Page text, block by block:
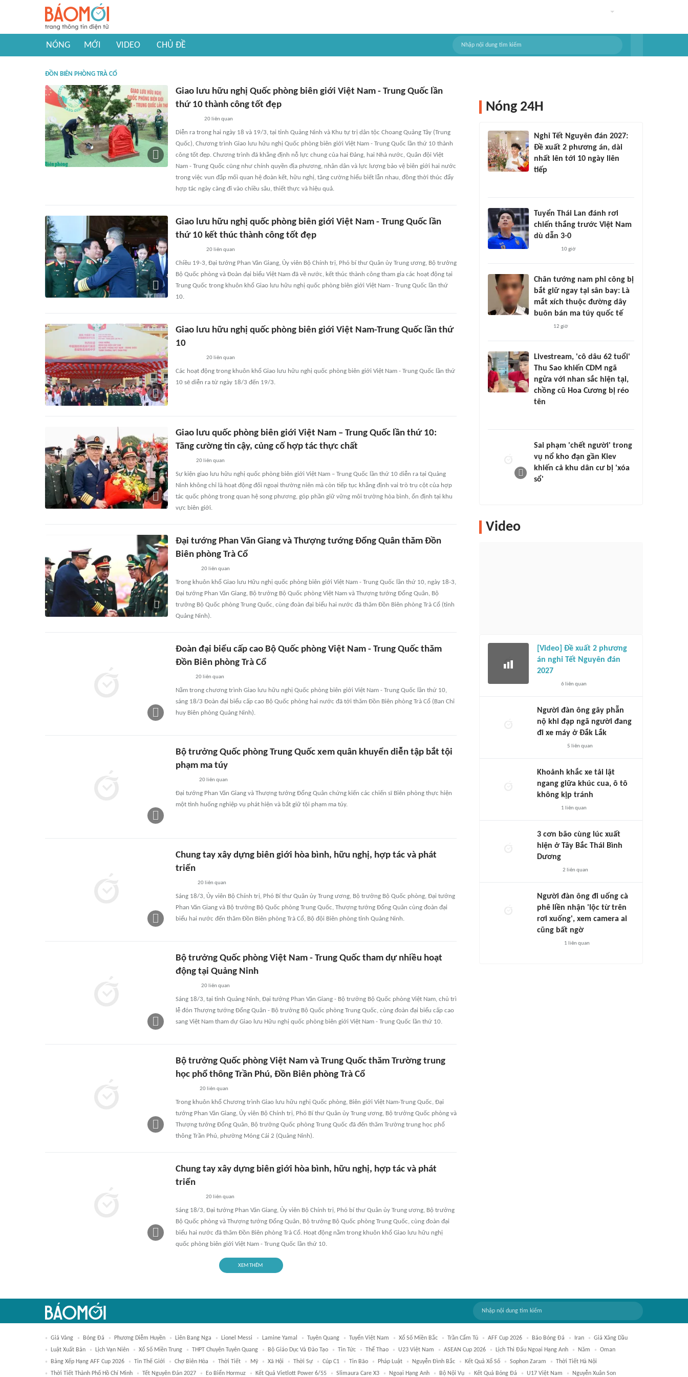
NÓNG MỚI VIDEO CHỦ ĐỀ
ĐỒN BIÊN PHÒNG TRÀ CỔ
Giao lưu hữu nghị Quốc phòng biên giới Việt Nam - Trung Quốc lần
thứ 10 thành công tốt đẹp
20 liên quan
Diễn ra trong hai ngày 18 và 19/3, tại tỉnh Quảng Ninh và Khu tự trị dân tộc Choang Quảng Tây (Trung
Quốc), Chương trình Giao lưu hữu nghị Quốc phòng biên giới Việt Nam - Trung Quốc lần thứ 10 thành
công tốt đẹp. Chương trình đã khẳng định nỗ lực chung của hai Đảng, hai Nhà nước, Quân đội Việt
Nam - Trung Quốc cũng như chính quyền địa phương, nhân dân và lực lượng bảo vệ biên giới hai nước
trong việc vun đắp mối quan hệ đoàn kết, hữu nghị, tăng cường hiểu biết lẫn nhau, đồng thời thúc đẩy
hợp tác ngày càng đi vào chiều sâu, thiết thực và hiệu quả.
Giao lưu hữu nghị quốc phòng biên giới Việt Nam - Trung Quốc lần
thứ 10 kết thúc thành công tốt đẹp
20 liên quan
Chiều 19-3, Đại tướng Phan Văn Giang, Ủy viên Bộ Chính trị, Phó bí thư Quân ủy Trung ương, Bộ trưởng
Bộ Quốc phòng và Đoàn đại biểu Việt Nam đã về nước, kết thúc thành công tham gia các hoạt động tại
Trung Quốc trong khuôn khổ Giao lưu hữu nghị quốc phòng biên giới Việt Nam - Trung Quốc lần thứ
10.
Giao lưu hữu nghị quốc phòng biên giới Việt Nam-Trung Quốc lần thứ
10
20 liên quan
Các hoạt động trong khuôn khổ Giao lưu hữu nghị quốc phòng biên giới Việt Nam - Trung Quốc lần thứ
10 sẽ diễn ra từ ngày 18/3 đến 19/3.
Giao lưu quốc phòng biên giới Việt Nam – Trung Quốc lần thứ 10:
Tăng cường tin cậy, củng cố hợp tác thực chất
20liên quan
Sự kiện giao lưu hữu nghị quốc phòng biên giới Việt Nam – Trung Quốc lần thứ 10 diễn ra tại Quảng
Ninh không chỉ là hoạt động đối ngoại thường niên mà còn tiếp tục khẳng định vai trò trụ cột của hợp
tác quốc phòng trong quan hệ song phương, góp phần giữ vững môi trường hòa bình, ổn định tại khu
vực biên giới.
Đại tướng Phan Văn Giang và Thượng tướng Đổng Quân thăm Đồn
Biên phòng Trà Cổ
20 liên quan
Trong khuôn khổ Giao lưu Hữu nghị quốc phòng biên giới Việt Nam - Trung Quốc lần thứ 10, ngày 18-3,
Đại tướng Phan Văn Giang, Bộ trưởng Bộ Quốc phòng Việt Nam và Thượng tướng Đổng Quân, Bộ
trưởng Bộ Quốc phòng Trung Quốc, cùng đoàn đại biểu hai nước đã thăm Đồn Biên phòng Trà Cổ (tỉnh
Quảng Ninh).
Đoàn đại biểu cấp cao Bộ Quốc phòng Việt Nam - Trung Quốc thăm
Đồn Biên phòng Trà Cổ
20 liên quan
Nằm trong chương trình Giao lưu hữu nghị Quốc phòng biên giới Việt Nam - Trung Quốc lần thứ 10,
sáng 18/3 Đoàn đại biểu cấp cao Bộ Quốc phòng hai nước đã tới thăm Đồn Biên phòng Trà Cổ (Ban Chỉ
huy Biên phòng Quảng Ninh).
Bộ trưởng Quốc phòng Trung Quốc xem quân khuyển diễn tập bắt tội
phạm ma túy
20liên quan
Đại tướng Phan Văn Giang và Thượng tướng Đổng Quân chứng kiến các chiến sĩ Biên phòng thực hiện
một tình huống nghiệp vụ phát hiện và bắt giữ tội phạm ma túy.
Chung tay xây dựng biên giới hòa bình, hữu nghị, hợp tác và phát
triển
20liên quan
Sáng 18/3, Ủy viên Bộ Chính trị, Phó Bí thư Quân ủy Trung ương, Bộ trưởng Bộ Quốc phòng, Đại tướng
Phan Văn Giang và Bộ trưởng Bộ Quốc phòng Trung Quốc, Thượng tướng Đổng Quân cùng đoàn đại
biểu hai nước đến thăm Đồn Biên phòng Trà Cổ, Bộ đội Biên phòng tỉnh Quảng Ninh.
Bộ trưởng Quốc phòng Việt Nam - Trung Quốc tham dự nhiều hoạt
động tại Quảng Ninh
20liên quan
Sáng 18/3, tại tỉnh Quảng Ninh, Đại tướng Phan Văn Giang - Bộ trưởng Bộ Quốc phòng Việt Nam, chủ trì
lễ đón Thượng tướng Đổng Quân - Bộ trưởng Bộ Quốc phòng Trung Quốc, cùng đoàn đại biểu cấp cao
sang Việt Nam tham dự Giao lưu Hữu nghị quốc phòng biên giới Việt Nam - Trung Quốc lần thứ 10.
Bộ trưởng Quốc phòng Việt Nam và Trung Quốc thăm Trường trung
học phổ thông Trần Phú, Đồn Biên phòng Trà Cổ
20 liên quan
Trong khuôn khổ Chương trình Giao lưu hữu nghị Quốc phòng, Biên giới Việt Nam-Trung Quốc, Đại
tướng Phan Văn Giang, Ủy viên Bộ Chính trị, Phó Bí thư Quân ủy Trung ương, Bộ trưởng Quốc phòng và
Thượng tướng Đổng Quân, Bộ trưởng Quốc phòng Trung Quốc đã đến thăm Trường trung học phổ
thông Trần Phú, phường Móng Cái 2 (Quảng Ninh).
Chung tay xây dựng biên giới hòa bình, hữu nghị, hợp tác và phát
triển
20 liên quan
Sáng 18/3, Đại tướng Phan Văn Giang, Ủy viên Bộ Chính trị, Phó bí thư Quân ủy Trung ương, Bộ trưởng
Bộ Quốc phòng và Thượng tướng Đổng Quân, Bộ trưởng Bộ Quốc phòng Trung Quốc, cùng đoàn đại
biểu hai nước đã thăm Đồn Biên phòng Trà Cổ. Hoạt động nằm trong khuôn khổ Giao lưu hữu nghị
quốc phòng biên giới Việt Nam - Trung Quốc lần thứ 10.
XEM THÊM
Nóng 24H
Nghỉ Tết Nguyên đán 2027:
Đề xuất 2 phương án, dài
nhất lên tới 10 ngày liên
tiếp
Tuyển Thái Lan đánh rơi
chiến thắng trước Việt Nam
dù dẫn 3-0
10 giờ
Chân tướng nam phi công bị
bắt giữ ngay tại sân bay: Là
mắt xích thuộc đường dây
buôn bán ma túy quốc tế
12 giờ
Livestream, 'cô dâu 62 tuổi'
Thu Sao khiến CDM ngã
ngửa với nhan sắc hiện tại,
chồng cũ Hoa Cương bị réo
tên
Sai phạm 'chết người' trong
vụ nổ kho đạn gần Kiev
khiến cả khu dân cư bị 'xóa
sổ'
Video
[Video] Đề xuất 2 phương
án nghỉ Tết Nguyên đán
2027
6 liên quan
Người đàn ông gây phẫn
nộ khi đạp ngã người đang
đi xe máy ở Đắk Lắk
5 liên quan
Khoảnh khắc xe tải lật
ngang giữa khúc cua, ô tô
không kịp tránh
1 liên quan
3 cơn bão cùng lúc xuất
hiện ở Tây Bắc Thái Bình
Dương
2 liên quan
Người đàn ông đi uống cà
phê liền nhận 'lộc từ trên
rơi xuống', xem camera ai
cũng bất ngờ
1 liên quan
Giá Vàng Bóng Đá Phương Diễm Huyền Liên Bang Nga Lionel Messi Lamine Yamal Tuyên Quang Tuyển Việt Nam Xổ Số Miền Bắc Trần Cẩm Tú AFF Cup 2026 Báo Bóng Đá Iran
Giá Xăng Dầu
Luật Xuất Bản
Lịch Vạn Niên Xổ Số Miền Trung THPT Chuyên Tuyên Quang Bộ Giáo Dục Và Đào Tạo Tin Tức Thể Thao U23 Việt Nam ASEAN Cup 2026 Lịch Thi Đấu Ngoại Hạng Anh Năm
Oman
Bảng Xếp Hạng AFF Cup 2026
Tin Thế Giới Chợ Biên Hòa Thời Tiết Mỹ Xã Hội Thời Sự Cúp C1 Tin Bão Pháp Luật Nguyễn Đình Bắc Kết Quả Xổ Số Sophon Zaram
Thời Tiết Hà Nội
Thời Tiết Thành Phố Hồ Chí Minh
Tết Nguyên Đán 2027 Eo Biển Hormuz Kết Quả Vietlott Power 6/55 Slimaura Care X3 Ngoại Hạng Anh Bộ Nội Vụ Kết Quả Bóng Đá U17 Việt Nam Nguyễn Xuân Son